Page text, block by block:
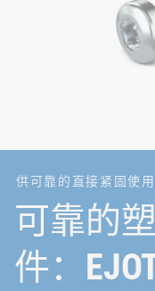
供可靠的直接紧固使用
可靠的
件：